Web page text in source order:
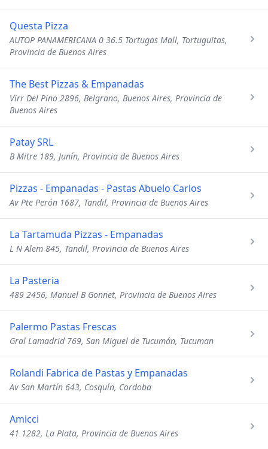
Questa Pizza
AUTOP PANAMERICANA 0 36.5 Tortugas Mall, Tortuguitas,
Provincia de Buenos Aires
The Best Pizzas & Empanadas
Virr Del Pino 2896, Belgrano, Buenos Aires, Provincia de
Buenos Aires
Patay SRL
B Mitre 189, Junín, Provincia de Buenos Aires
Pizzas - Empanadas - Pastas Abuelo Carlos
Av Pte Perón 1687, Tandil, Provincia de Buenos Aires
La Tartamuda Pizzas - Empanadas
L N Alem 845, Tandil, Provincia de Buenos Aires
La Pasteria
489 2456, Manuel B Gonnet, Provincia de Buenos Aires
Palermo Pastas Frescas
Gral Lamadrid 769, San Miguel de Tucumán, Tucuman
Rolandi Fabrica de Pastas y Empanadas
Av San Martín 643, Cosquín, Cordoba
Amicci
41 1282, La Plata, Provincia de Buenos Aires